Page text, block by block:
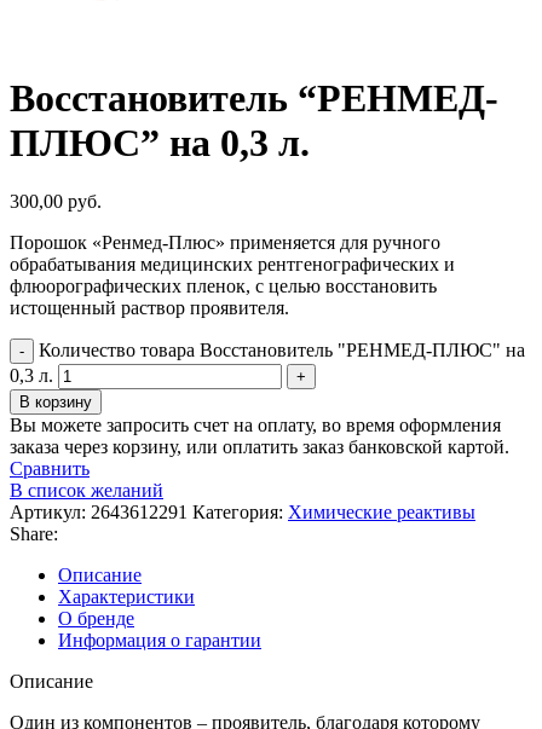
Восстановитель “РЕНМЕД-
ПЛЮС” на 0,3 л.
300,00 руб.
Порошок «Ренмед-Плюс» применяется для ручного
обрабатывания медицинских рентгенографических и
флюорографических пленок, с целью восстановить
истощенный раствор проявителя.
Количество товара Восстановитель "РЕНМЕД-ПЛЮС" на
0,3 л.
В корзину
Вы можете запросить счет на оплату, во время оформления
заказа через корзину, или оплатить заказ банковской картой.
Сравнить
В список желаний
Артикул: 2643612291 Категория: Химические реактивы
Share:
Описание
Характеристики
О бренде
Информация о гарантии
Описание
Один из компонентов – проявитель, благодаря которому